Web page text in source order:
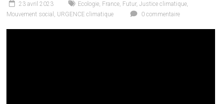
23 avril 2023 Ecologie, France, Futur,Justice climatique,
Mouvement social , URGENCE climatique 0 commentaire